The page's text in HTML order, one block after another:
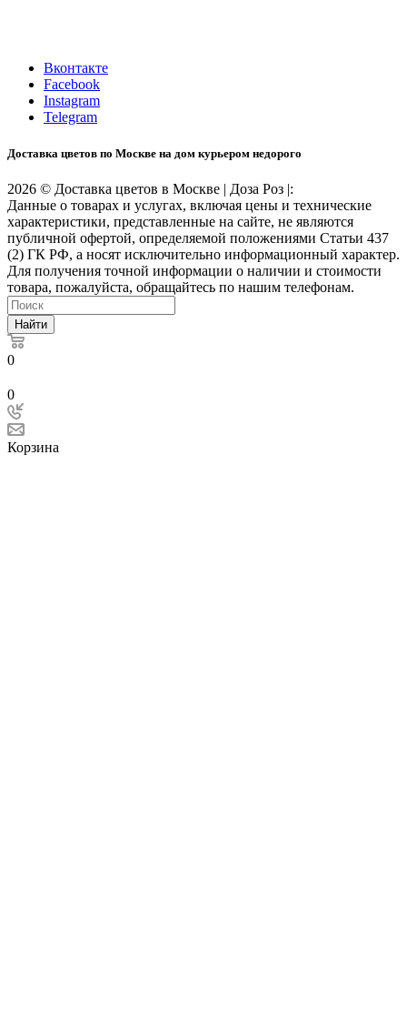
Вконтакте
Facebook
Instagram
Telegram
Доставка цветов по Москве на дом курьером недорого
2026 © Доставка цветов в Москве | Доза Роз |:
Данные о товарах и услугах, включая цены и технические
характеристики, представленные на сайте, не являются
публичной офертой, определяемой положениями Статьи 437
(2) ГК РФ, а носят исключительно информационный характер.
Для получения точной информации о наличии и стоимости
товара, пожалуйста, обращайтесь по нашим телефонам.
Найти
0
0
Корзина